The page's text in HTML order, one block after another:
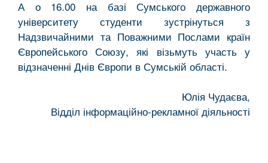
А о 16.00 на базі Сумського державного
університету студенти зустрінуться з
Надзвичайними та Поважними Послами країн
Європейського Союзу, які візьмуть участь у
відзначенні Днів Європи в Сумській області.
Юлія Чудаєва,
Відділ інформаційно-рекламної діяльності